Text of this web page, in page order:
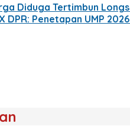
Diduga Tertimbun
DPR: Penetapan UMP